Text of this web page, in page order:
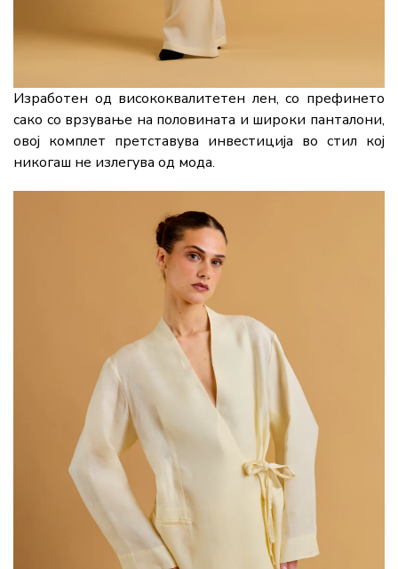
Изработен од висококвалитетен лен, со префинето
сако со врзување на половината и широки панталони,
овој комплет претставува инвестиција во стил кој
никогаш не излегува од мода.